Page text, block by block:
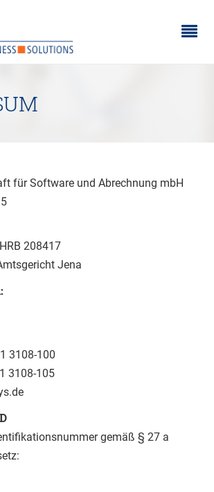
Toggle
für Software und Abrechnung mbH
208417
Jena
3108-100
3108-105
gemäß § 27 a